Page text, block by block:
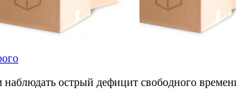
острый дефицит свободного